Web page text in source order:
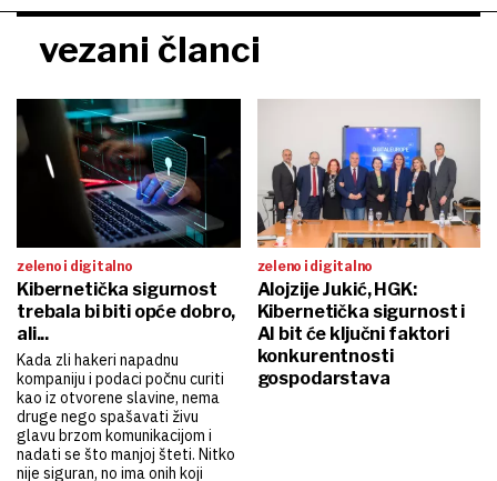
vezani članci
zeleno i digitalno
Kibernetička sigurnost
trebala bi biti opće dobro,
ali...
Kada zli hakeri napadnu
kompaniju i podaci počnu curiti
kao iz otvorene slavine, nema
druge nego spašavati živu
glavu brzom komunikacijom i
nadati se što manjoj šteti. Nitko
nije siguran, no ima onih koji
zeleno i digitalno
Alojzije Jukić, HGK:
Kibernetička sigurnost i
AI bit će ključni faktori
konkurentnosti
gospodarstava